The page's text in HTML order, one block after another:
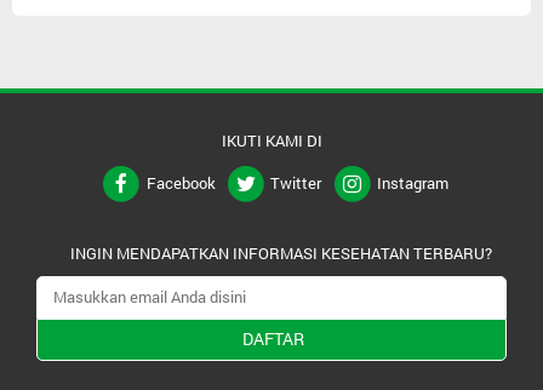
IKUTI KAMI DI
Facebook
Twitter Instagram
INGIN MENDAPATKAN INFORMASI KESEHATAN TERBARU?
DAFTAR